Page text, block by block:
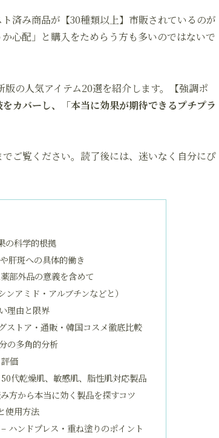
済み商品が【30種類以上】市販されているのが
心配」と購入をためらう方も多いのではないで
の人気アイテム20選を紹介します。
【強調ポ
カバーし、「本当に効果が期待できるプチプラ
ご覧ください。読了後には、迷いなく自分にぴ
の科学的根拠
肝斑への具体的働き
部外品の意義を含めて
アミド・アルブチンなどと）
理由と限界
ストア・通販・韓国コスメ徹底比較
の多角的分析
価
代乾燥肌、敏感肌、脂性肌対応製品
方から本当に効く製品を探すコツ
使用方法
ハンドプレス・重ね塗りのポイント